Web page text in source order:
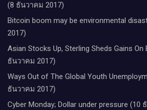
(8 ธันวาคม 2017)
Bitcoin boom may be environmental
2017)
Asian Stocks Up, Sterling Sheds Gains On
ธันวาคม 2017)
Ways Out of The Global Youth
ธันวาคม 2017)
Cyber Monday; Dollar under pressure (10